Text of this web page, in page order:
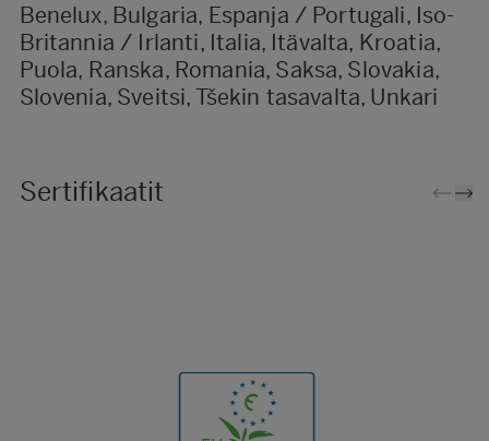
Benelux, Bulgaria, Espanja / Portugali, Iso-
Britannia / Irlanti, Italia, Itävalta, Kroatia,
Puola, Ranska, Romania, Saksa, Slovakia,
Slovenia, Sveitsi, Tšekin tasavalta, Unkari
Sertifikaatit